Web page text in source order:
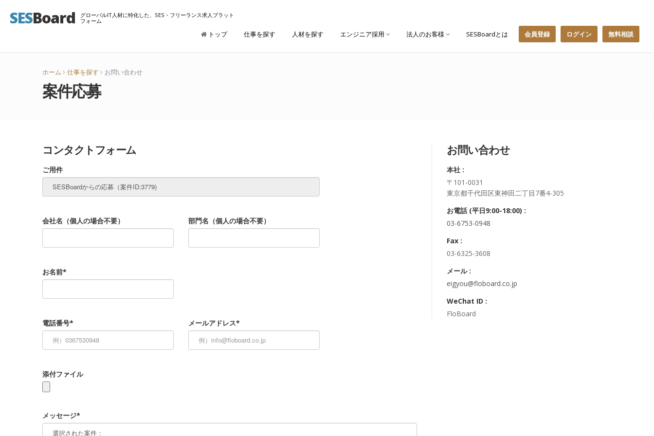
SESBoard
グローバルIT人材に特化した、SES・フリーランス求人プラット
フォーム
トップ 仕事を探す 人材を探す エンジニア採用 法人のお客様 SESBoardとは 会員登録 ログイン 無料相談
ホーム 仕事を探す お問い合わせ
案件応募
コンタクトフォーム
ご用件
会社名（個人の場合不要） 部門名（個人の場合不要）
お名前*
電話番号* メールアドレス*
添付ファイル
メッセージ*
お問い合わせ
本社 :
〒101-0031
東京都千代田区東神田二丁目7番4-305
お電話 (平日9:00-18:00) :
03-6753-0948
Fax :
03-6325-3608
メール :
eigyou@floboard.co.jp
WeChat ID :
FloBoard